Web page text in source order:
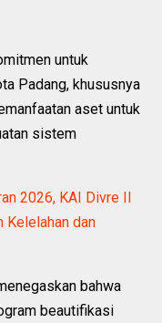
untuk
Padang, khususnya
aset untuk
sistem
2026, KAI Divre II
Kelelahan dan
bahwa
beautifikasi